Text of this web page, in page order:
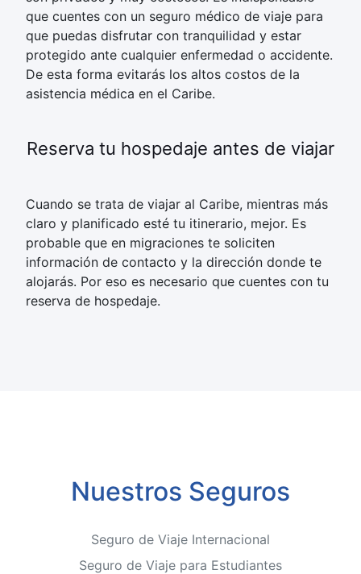
que cuentes con un seguro médico de viaje para
que puedas disfrutar con tranquilidad y estar
protegido ante cualquier enfermedad o accidente.
De esta forma evitarás los altos costos de la
asistencia médica en el Caribe.
Reserva tu hospedaje antes de viajar
Cuando se trata de viajar al Caribe, mientras más
claro y planificado esté tu itinerario, mejor. Es
probable que en migraciones te soliciten
información de contacto y la dirección donde te
alojarás. Por eso es necesario que cuentes con tu
reserva de hospedaje.
Nuestros Seguros
Seguro de Viaje Internacional
Seguro de Viaje para Estudiantes